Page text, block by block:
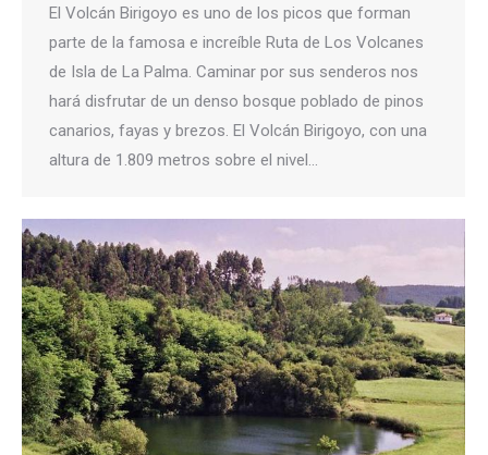
El Volcán Birigoyo es uno de los picos que forman
parte de la famosa e increíble Ruta de Los Volcanes
de Isla de La Palma. Caminar por sus senderos nos
hará disfrutar de un denso bosque poblado de pinos
canarios, fayas y brezos. El Volcán Birigoyo, con una
altura de 1.809 metros sobre el nivel…